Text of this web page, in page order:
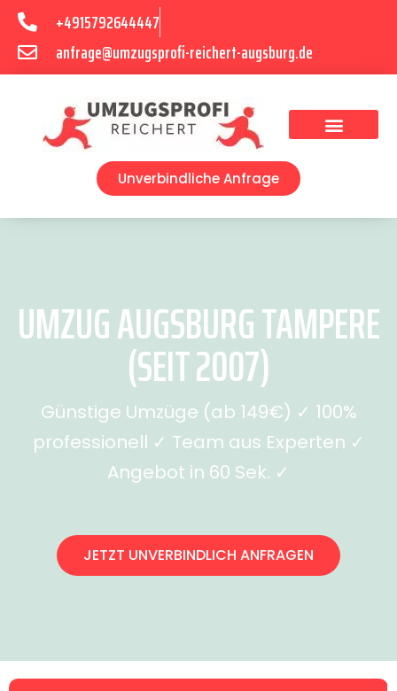
+4915792644447
anfrage@umzugsprofi-reichert-augsburg.de
Unverbindliche Anfrage
UMZUG AUGSBURG TAMPERE
(SEIT 2007)
Günstige Umzüge (ab 149€) ✓ 100%
professionell ✓ Team aus Experten ✓
Angebot in 60 Sek. ✓
JETZT UNVERBINDLICH ANFRAGEN